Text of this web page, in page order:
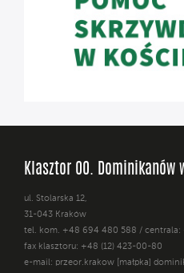
Klasztor OO. Dominikanów
ul. Stolarska 12,
31-043 Kraków
tel. kom. +48 694 480 588 / centrala:
fax klasztoru: +48 (12) 423-00-80
e-mail: przeor.krakow [małpka]